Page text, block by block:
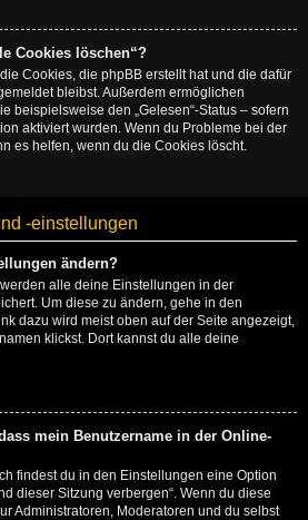
Cookies löschen“?
Cookies, die phpBB erstellt hat und die dafür
bleibst. Außerdem ermöglichen
beispielsweise den „Gelesen“-Status – sofern
aktiviert wurden. Wenn du Probleme bei der
es helfen, wenn du die Cookies löscht.
-einstellungen
ändern?
alle deine Einstellungen in der
Um diese zu ändern, gehe in den
dazu wird meist oben auf der Seite angezeigt,
klickst. Dort kannst du alle deine
mein Benutzername in der Online-
findest du in den Einstellungen eine Option
dieser Sitzung verbergen“. Wenn du diese
Administratoren, Moderatoren und du selbst